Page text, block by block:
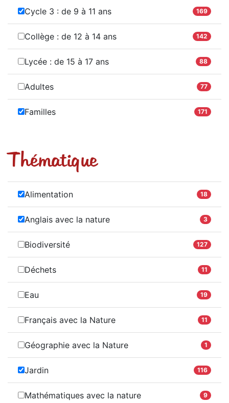
Cycle 3 : de 9 à 11 ans 169
Collège : de 12 à 14 ans 142
Lycée : de 15 à 17 ans 88
Adultes 77
Familles 171
Thématique
Alimentation 18
Anglais avec la nature 3
Biodiversité 127
Déchets 11
Eau 19
Français avec la Nature 11
Géographie avec la Nature 1
Jardin 116
Mathématiques avec la nature 9